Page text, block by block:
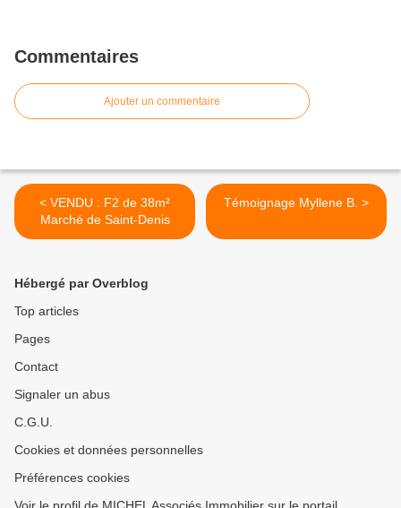
Commentaires
Ajouter un commentaire
< VENDU : F2 de 38m²
Marché de Saint-Denis
Témoignage Myllene B. >
Hébergé par Overblog
Top articles
Pages
Contact
Signaler un abus
C.G.U.
Cookies et données personnelles
Préférences cookies